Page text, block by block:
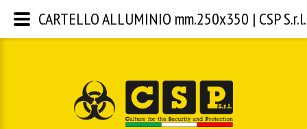
CARTELLO ALLUMINIO mm.250x350 | CSP S.r.l.